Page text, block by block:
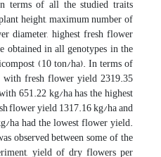
terms of all the studied traits
height, maximum number of
diameter, highest fresh flower
in all genotypes in the
(10 ton/ha). In terms of
fresh flower yield 2319.35
651.22 kg/ha has the highest
flower yield 1317.16 kg/ha and
had the lowest flower yield.
observed between some of the
yield of dry flowers per